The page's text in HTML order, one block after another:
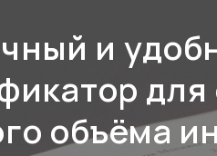
и
объёма